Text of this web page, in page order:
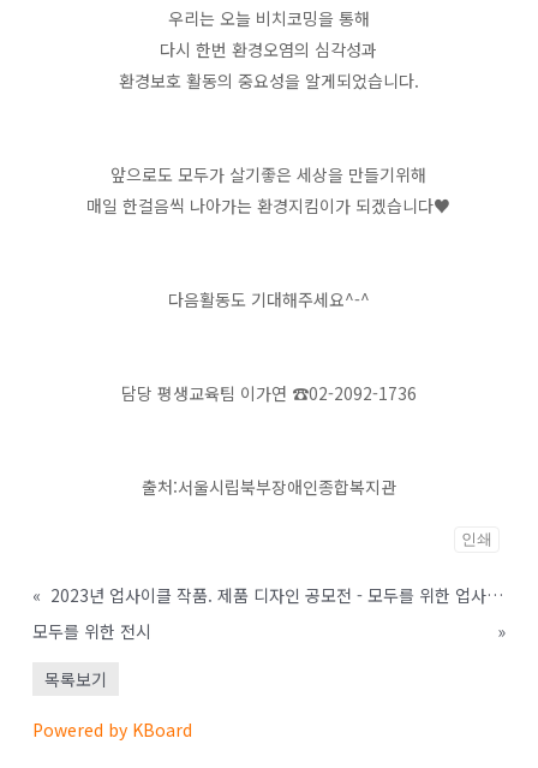
우리는 오늘 비치코밍을 통해
다시 한번 환경오염의 심각성과
환경보호 활동의 중요성을 알게되었습니다.
앞으로도 모두가 살기좋은 세상을 만들기위해
매일 한걸음씩 나아가는 환경지킴이가 되겠습니다♥
다음활동도 기대해주세요^-^
담당 평생교육팀 이가연 ☎02-2092-1736
출처:서울시립북부장애인종합복지관
인쇄
«
2023년 업사이클 작품. 제품 디자인 공모전 - 모두를 위한 업사이클 공모전
모두를 위한 전시
»
목록보기
Powered by KBoard